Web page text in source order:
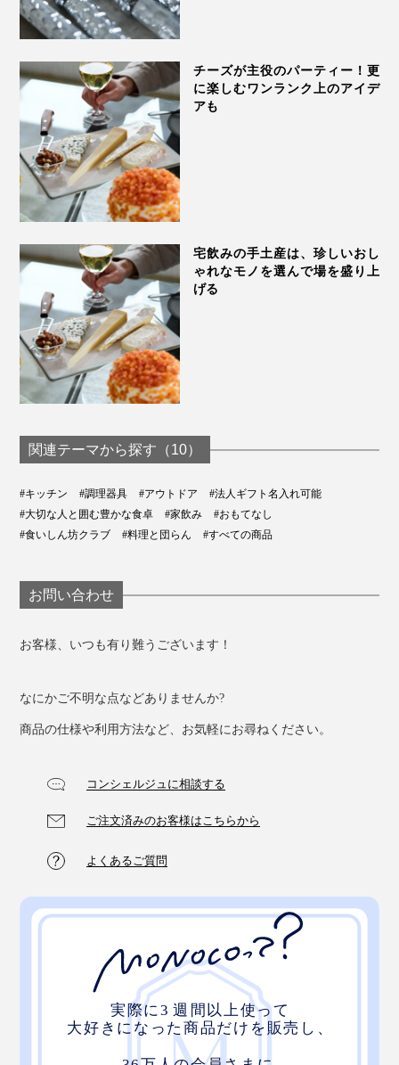
チーズが主役のパーティー！更
に楽しむワンランク上のアイデ
アも
宅飲みの手土産は、珍しいおし
ゃれなモノを選んで場を盛り上
げる
関連テーマから探す（10）
#キッチン #調理器具 #アウトドア
#法人ギフト名入れ可能
#大切な人と囲む豊かな食卓
#家飲み
#おもてなし
#食いしん坊クラブ
#料理と団らん #すべての商品
お問い合わせ
お客様、いつも有り難うございます！
なにかご不明な点などありませんか?
商品の仕様や利用方法など、お気軽にお尋ねください。
コンシェルジュに相談する
ご注文済みのお客様はこちらから
よくあるご質問